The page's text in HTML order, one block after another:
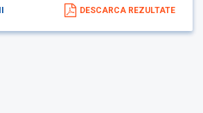
DESCARCA REZULTATE